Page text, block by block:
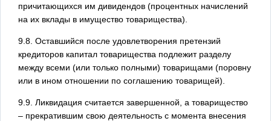
причитающихся им дивидендов (процентных начислений
на их вклады в имущество товарищества).
9.8. Оставшийся после удовлетворения претензий
кредиторов капитал товарищества подлежит разделу
между всеми (или только полными) товарищами (поровну
или в ином отношении по соглашению товарищей).
9.9. Ликвидация считается завершенной, а товарищество
– прекратившим свою деятельность с момента внесения